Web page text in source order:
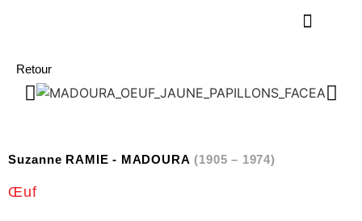
Retour
Suzanne RAMIE - MADOURA (1905 – 1974)
Œuf